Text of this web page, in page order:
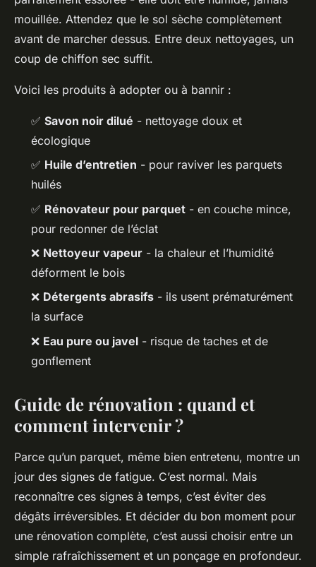
mouillée. Attendez que le sol sèche complètement
avant de marcher dessus. Entre deux nettoyages, un
coup de chiffon sec suffit.
Voici les produits à adopter ou à bannir :
✅ Savon noir dilué - nettoyage doux et
écologique
✅ Huile d’entretien - pour raviver les parquets
huilés
✅ Rénovateur pour parquet - en couche mince,
pour redonner de l’éclat
❌ Nettoyeur vapeur - la chaleur et l’humidité
déforment le bois
❌ Détergents abrasifs - ils usent prématurément
la surface
❌ Eau pure ou javel - risque de taches et de
gonflement
Guide de rénovation : quand et
comment intervenir ?
Parce qu’un parquet, même bien entretenu, montre un
jour des signes de fatigue. C’est normal. Mais
reconnaître ces signes à temps, c’est éviter des
dégâts irréversibles. Et décider du bon moment pour
une rénovation complète, c’est aussi choisir entre un
simple rafraîchissement et un ponçage en profondeur.